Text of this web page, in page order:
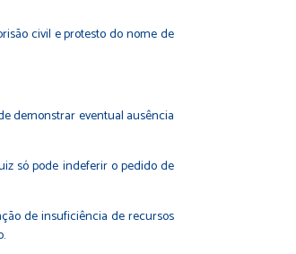
civil e protesto do nome de
demonstrar eventual ausência
só pode indeferir o pedido de
de insuficiência de recursos